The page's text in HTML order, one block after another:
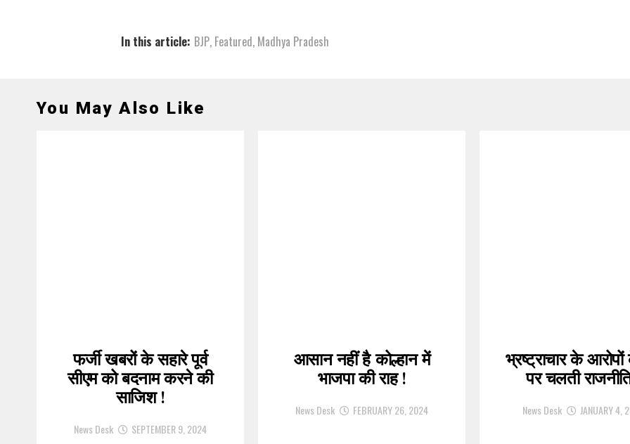
In this article: BJP, Featured, Madhya Pradesh
You May Also Like
फर्जी खबरों के सहारे पूर्व
सीएम को बदनाम करने की
साजिश !
News Desk SEPTEMBER 9, 2024
आसान नहीं है कोल्हान में
भाजपा की राह !
News Desk FEBRUARY 26, 2024
भ्रष्ट्राचार के
पर चलती
News Desk JANUARY 4,